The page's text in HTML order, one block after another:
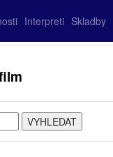
Interpreti Skladby